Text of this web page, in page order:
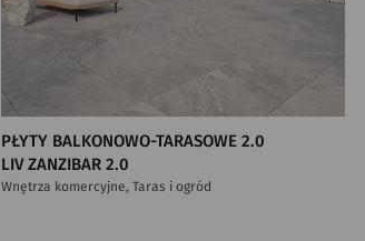
PŁYTY BALKONOWO-TARASOWE 2.0
LIV ZANZIBAR 2.0
Wnętrza komercyjne, Taras i ogród